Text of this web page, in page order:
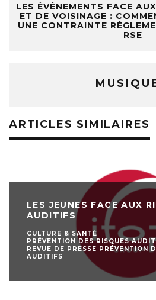
LES ÉVÉNEMENTS FACE
ET DE VOISINAGE :
UNE CONTRAINTE
RSE
ARTICLES SIMILAIRES
LES JEUNES FACE AUX
AUDITIFS
CULTURE & SANTÉ
PRÉVENTION DES RISQUES
REVUE DE PRESSE PRÉVENTION
AUDITIFS